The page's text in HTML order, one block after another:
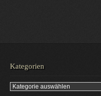
Kategorien
Kategorien